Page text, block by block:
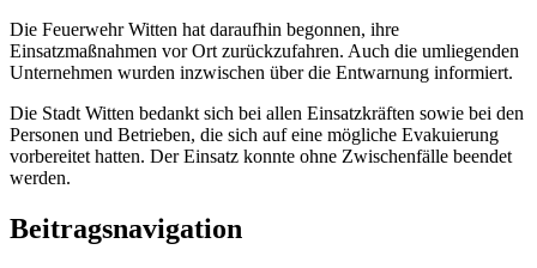
Die Feuerwehr Witten hat daraufhin begonnen, ihre
Einsatzmaßnahmen vor Ort zurückzufahren. Auch die umliegenden
Unternehmen wurden inzwischen über die Entwarnung informiert.
Die Stadt Witten bedankt sich bei allen Einsatzkräften sowie bei den
Personen und Betrieben, die sich auf eine mögliche Evakuierung
vorbereitet hatten. Der Einsatz konnte ohne Zwischenfälle beendet
werden.
Beitragsnavigation